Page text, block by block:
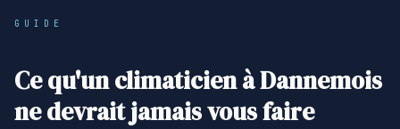
GUIDE
Ce qu'un climaticien à Dannemois
ne devrait jamais vous faire